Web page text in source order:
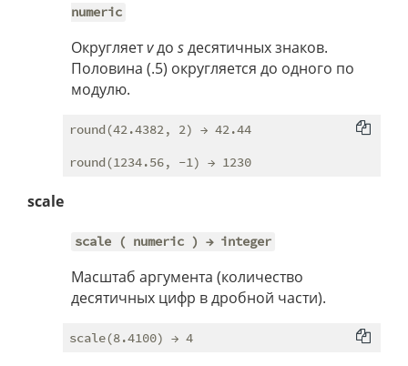
numeric
Округляетvдо sдесятичных знаков.
Половина (.5) округляется до одного по
модулю.
round(42.4382, 2) → 42.44
scale
scale ( numeric ) → integer
Масштаб аргумента (количество
десятичных цифр в дробной части).